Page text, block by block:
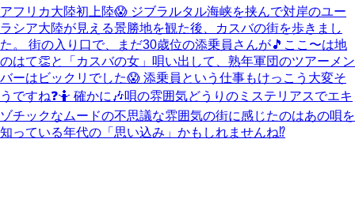
アフリカ大陸初上陸😱 ジブラルタル海峡を挟んで対岸のユー
ラシア大陸が見える景勝地を観た後、カスバの街を歩きまし
た。 街の入り口で、まだ30歳位の添乗員さんが🎵ここ〜は地
のはて👏と「カスバの女」唄い出して、熟年軍団のツアーメン
バーはビックリでした😱 添乗員という仕事もけっこう大変そ
うですね❓🤷 確かに🎶唄の雰囲気どうりのミステリアスでエキ
ゾチックなムードの不思議な雰囲気の街に感じたのはあの唄を
知っている年代の「思い込み」かもしれませんね⁉️